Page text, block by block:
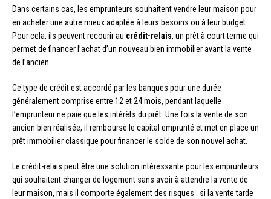
Dans certains cas, les emprunteurs souhaitent vendre leur maison pour
en acheter une autre mieux adaptée à leurs besoins ou à leur budget.
Pour cela, ils peuvent recourir au crédit-relais, un prêt à court terme qui
permet de financer l’achat d’un nouveau bien immobilier avant la vente
de l’ancien.
Ce type de crédit est accordé par les banques pour une durée
généralement comprise entre 12 et 24 mois, pendant laquelle
l’emprunteur ne paie que les intérêts du prêt. Une fois la vente de son
ancien bien réalisée, il rembourse le capital emprunté et met en place un
prêt immobilier classique pour financer le solde de son nouvel achat.
Le crédit-relais peut être une solution intéressante pour les emprunteurs
qui souhaitent changer de logement sans avoir à attendre la vente de
leur maison, mais il comporte également des risques : si la vente tarde